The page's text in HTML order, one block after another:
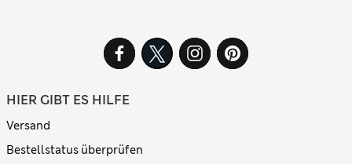
HIER GIBT ES HILFE
Versand
Bestellstatus überprüfen